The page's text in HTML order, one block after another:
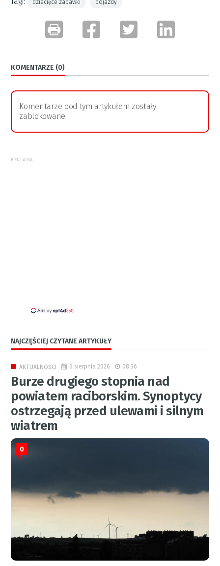
dziecięce zabawki pojazdy
KOMENTARZE (0)
Komentarze pod tym artykułem zostały
zablokowane.
REKLAMA
NAJCZĘŚCIEJ CZYTANE ARTYKUŁY
AKTUALNOŚCI 6 sierpnia 2026 08:36
Burze drugiego stopnia nad
powiatem raciborskim. Synoptycy
ostrzegają przed ulewami i silnym
wiatrem
0